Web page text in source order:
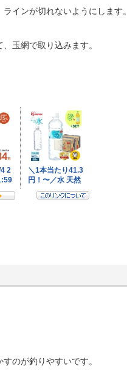
インが切れないようにします。
玉網で取り込みます。
のが釣りやすいです。